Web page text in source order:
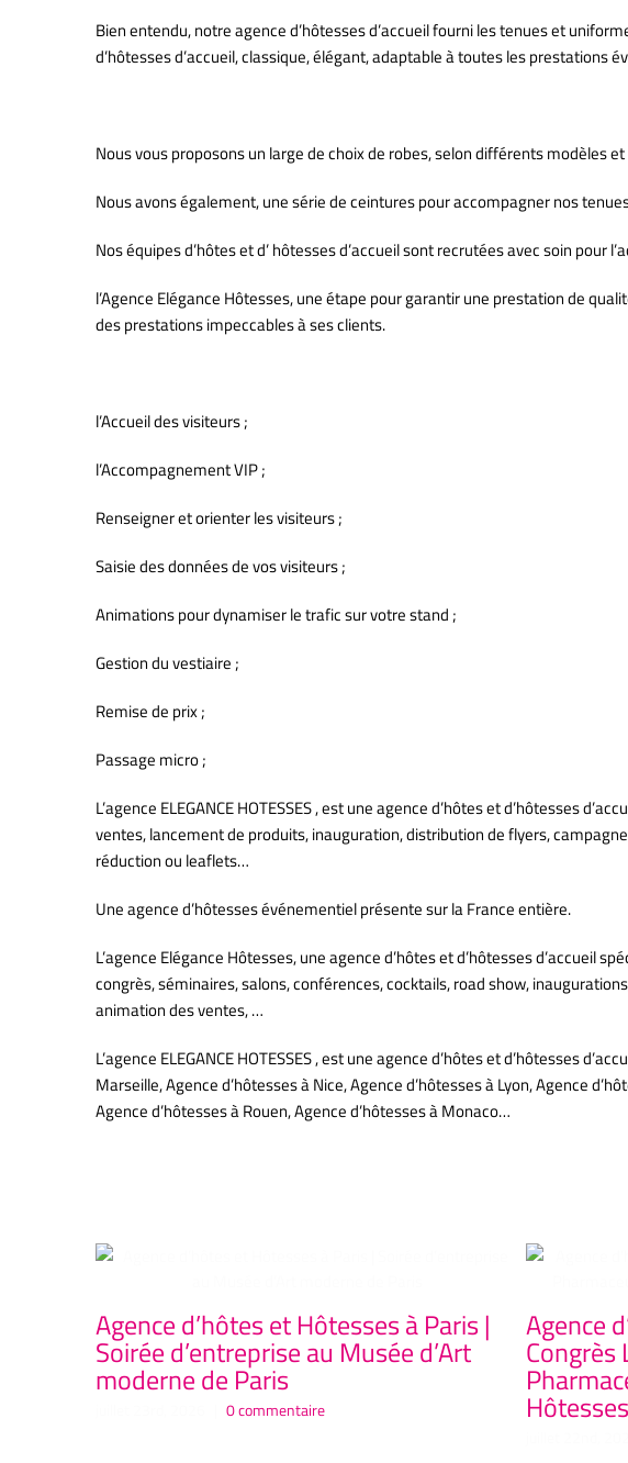
Bien entendu, notre agence d’hôtesses d’accueil fourni les tenues et
d’hôtesses d’accueil, classique, élégant, adaptable à toutes les prestations
Nous vous proposons un large de choix de robes, selon différents modèles
Nous avons également, une série de ceintures pour accompagner nos
Nos équipes d’hôtes et d’ hôtesses d’accueil sont recrutées avec soin pour
l’Agence Elégance Hôtesses, une étape pour garantir une prestation de
des prestations impeccables à ses clients.
l’Accueil des visiteurs ;
l’Accompagnement VIP ;
Renseigner et orienter les visiteurs ;
Saisie des données de vos visiteurs ;
Animations pour dynamiser le trafic sur votre stand ;
Gestion du vestiaire ;
Remise de prix ;
Passage micro ;
L’agence ELEGANCE HOTESSES , est une agence d’hôtes et d’hôtesses
ventes, lancement de produits, inauguration, distribution de flyers,
réduction ou leaflets…
Une agence d’hôtesses événementiel présente sur la France entière.
L’agence Elégance Hôtesses, une agence d’hôtes et d’hôtesses
congrès, séminaires, salons, conférences, cocktails, road show,
animation des ventes, …
L’agence ELEGANCE HOTESSES , est une agence d’hôtes et d’hôtesses
Marseille, Agence d’hôtesses à Nice, Agence d’hôtesses à Lyon, Agence
Agence d’hôtesses à Rouen, Agence d’hôtesses à Monaco…
Agence d’hôtes et Hôtesses à Paris |
Soirée d’entreprise au Musée d’Art
moderne de Paris
0 commentaire
Agence